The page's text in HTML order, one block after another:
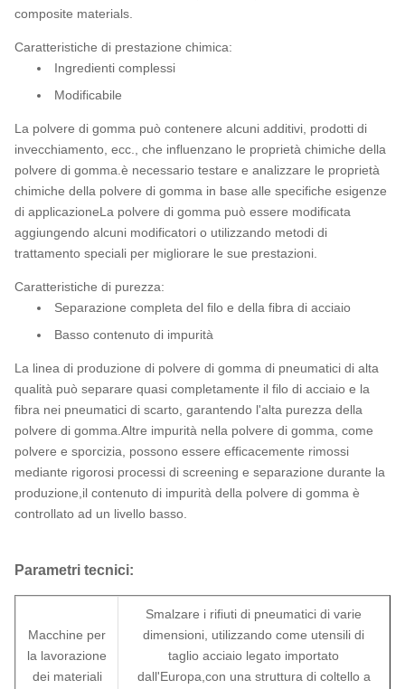
composite materials.
Caratteristiche di prestazione chimica:
Ingredienti complessi
Modificabile
La polvere di gomma può contenere alcuni additivi, prodotti di
invecchiamento, ecc., che influenzano le proprietà chimiche della
polvere di gomma.è necessario testare e analizzare le proprietà
chimiche della polvere di gomma in base alle specifiche esigenze
di applicazioneLa polvere di gomma può essere modificata
aggiungendo alcuni modificatori o utilizzando metodi di
trattamento speciali per migliorare le sue prestazioni.
Caratteristiche di purezza:
Separazione completa del filo e della fibra di acciaio
Basso contenuto di impurità
La linea di produzione di polvere di gomma di pneumatici di alta
qualità può separare quasi completamente il filo di acciaio e la
fibra nei pneumatici di scarto, garantendo l'alta purezza della
polvere di gomma.Altre impurità nella polvere di gomma, come
polvere e sporcizia, possono essere efficacemente rimossi
mediante rigorosi processi di screening e separazione durante la
produzione,il contenuto di impurità della polvere di gomma è
controllato ad un livello basso.
Parametri tecnici:
Macchine per
la lavorazione
dei materiali
Smalzare i rifiuti di pneumatici di varie
dimensioni, utilizzando come utensili di
taglio acciaio legato importato
dall'Europa,con una struttura di coltello a